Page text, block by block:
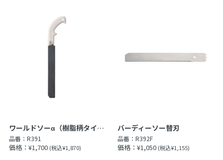
ワールドソーα（樹脂柄タイプ）
品番： R391
価格：¥1,700 (税込¥1,870)
バーディーソー替刃
品番：R392F
価格：¥1,050 (税込¥1,155)